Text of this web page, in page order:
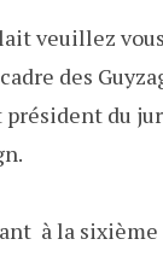
veuillez
des
du
à la